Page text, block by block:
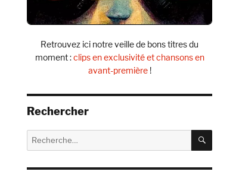
Retrouvez ici notre veille de bons titres du
moment :clips en exclusivité et chansons en
avant-première!
Rechercher
Recherche
pour :